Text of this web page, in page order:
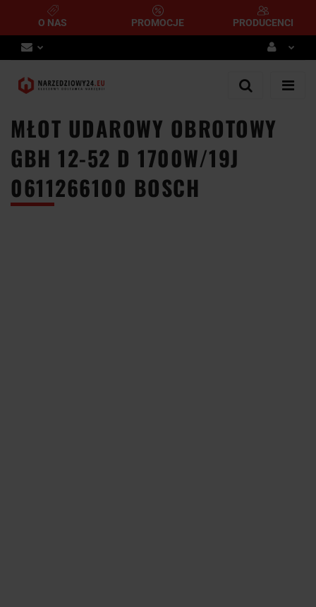
O NAS PROMOCJE PRODUCENCI
Zaloguj się
Dodaj zgłoszenie
MŁOT UDAROWY OBROTOWY
GBH 12-52 D 1700W/19J
0611266100 BOSCH